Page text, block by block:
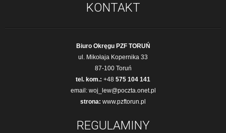
KONTAKT
Biuro Okręgu PZF TORUŃ
ul. Mikołaja Kopernika 33
87-100 Toruń
tel. kom.: +48 575 104 141
email: woj_lew@poczta.onet.pl
strona: www.pzftorun.pl
REGULAMINY